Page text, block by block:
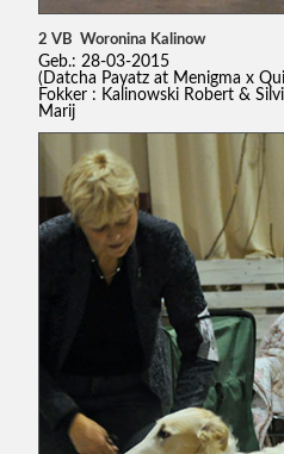
2 VB Woronina Kalinow
Geb.: 28-03-2015
(Datcha Payatz at Menigma x
Fokker : Kalinowski Robert &
Marij